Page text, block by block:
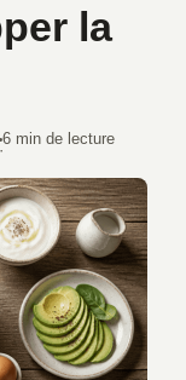
la
·
6 min de lecture